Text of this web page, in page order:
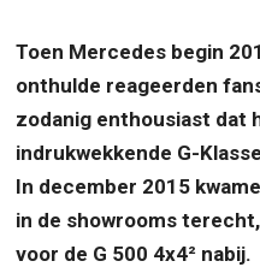
Toen Mercedes begin
onthulde reageerden
zodanig enthousiast dat
indrukwekkende G-
In december 2015
in de showrooms
voor de G 500 4x4² nabij.